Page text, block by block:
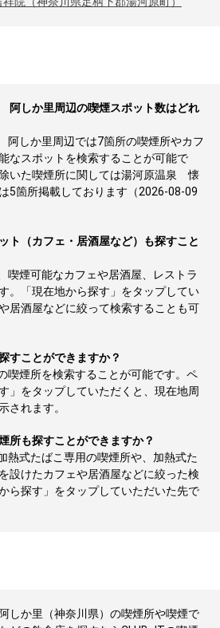
しか里周辺の喫煙スポット数はどれ
しか里周辺では7箇所の喫煙所やカフ
なスポットを検索することが可能で
いた喫煙所に関しては湯河原温泉 懐
5箇所掲載しております（2026-08-09
ト（カフェ・居酒屋など）も探すこと
喫煙可能なカフェや居酒屋、レストラ
。「現在地から探す」をタップしてい
居酒屋などに絞って検索することも可
すことができますか？
喫煙所を検索することが可能です。ペ
」をタップしていただくと、現在地周
されます。
所も探すことができますか？
熱式たばこ専用の喫煙所や、加熱式た
設けたカフェや居酒屋などに絞った検
ら探す」をタップしていただいた先で
か里（神奈川県）の喫煙所や喫煙で